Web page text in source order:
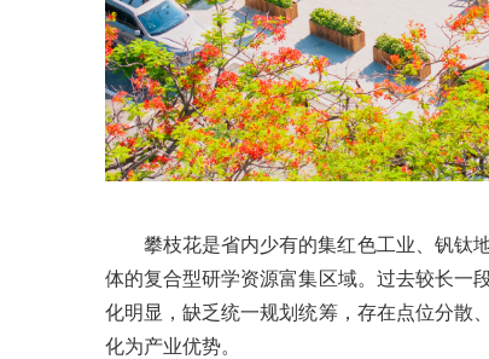
攀枝花是省内少有的集红色工业、钒钛
体的复合型研学资源富集区域。过去较长一
化明显，缺乏统一规划统筹，存在点位分散
化为产业优势。